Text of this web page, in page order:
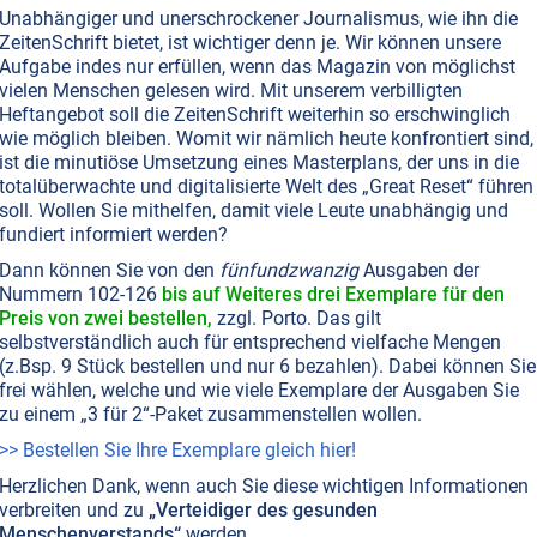
NR. 100, S.22 MASSENMEDIEN • MANIPULATION
POLITIK ALLGEMEIN
VERSCHWÖRUNGSTHEORIEN
Jenseits von Gut und Böse
Aufstieg von Bill und Hillary Clinton gelang dank
Unterstützung eines „Staates im Staat“. Dies hatte einen
Die Clintons ließen sich seit Anbeginn mit
Personen ein, von denen der Mädchenhändler
bloß einer unter vielen war.Weiterlesen...
NR. 32, S.3 AMERIKA INSZENIERTE KRIEGE MASSENMEDIEN • MANIPULATION
die USA
Hypothesen zeigen, daß die Hintergründe der
11. September 2001 auf New York und Washington
ganz anders sind als offiziell behauptet. Ist Osama bin
einzige Schuldige? Waren die US-Geheimdienste
Unabhängiger und unerschrockener Journalismus, wie ihn die
ZeitenSchrift bietet, ist wichtiger denn je. Wir können unsere
Aufgabe indes nur erfüllen, wenn das Magazin von möglichst
vielen Menschen gelesen wird. Mit unserem verbilligten
Heftangebot soll die ZeitenSchrift weiterhin so erschwinglich
wie möglich bleiben. Womit wir nämlich heute konfrontiert sind,
ist die minutiöse Umsetzung eines Masterplans, der uns in die
totalüberwachte und digitalisierte Welt des „Great Reset“ führen
soll. Wollen Sie mithelfen, damit viele Leute unabhängig und
fundiert informiert werden?
Dann können Sie von den fünfundzwanzigAusgaben der
Nummern 102-126 bis auf Weiteres drei Exemplare für den
Preis von zwei bestellen, zzgl. Porto. Das gilt
selbstverständlich auch für entsprechend vielfache Mengen
(z.Bsp. 9 Stück bestellen und nur 6 bezahlen). Dabei können Sie
frei wählen, welche und wie viele Exemplare der Ausgaben Sie
zu einem „3 für 2“-Paket zusammenstellen wollen.
>> Bestellen Sie Ihre Exemplare gleich hier!
Herzlichen Dank, wenn auch Sie diese wichtigen Informationen
verbreiten und zu „Verteidiger des gesunden